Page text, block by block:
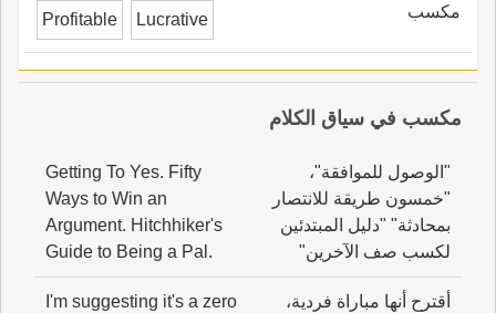
مكسب Profitable Lucrative
مكسب في سياق الكلام
"الوصول للموافقة"،
"خمسون طريقة للانتصار
بمحادثة" "دليل المبتدئين
لكسب صف الآخرين"
Getting To Yes. Fifty
Ways to Win an
Argument. Hitchhiker's
Guide to Being a Pal.
أقترح أنها مباراة فردية،
I'm suggesting it's a zero